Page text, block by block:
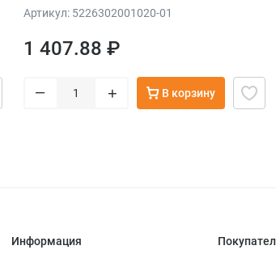
Артикул: 5226302001020-01
1 407.88 ₽
– + В корзину
Информация